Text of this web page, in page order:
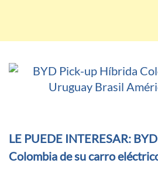
LE PUEDE INTERESAR:
Colombia de su carro